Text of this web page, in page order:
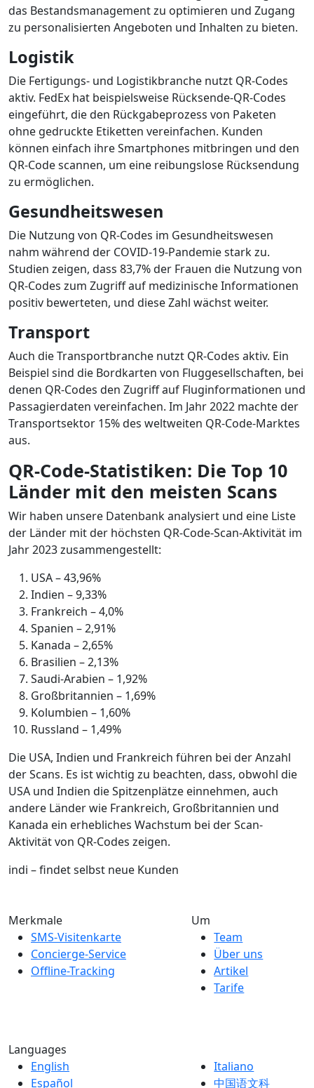
das Bestandsmanagement zu optimieren und Zugang
zu personalisierten Angeboten und Inhalten zu bieten.
Logistik
Die Fertigungs- und Logistikbranche nutzt QR-Codes
aktiv. FedEx hat beispielsweise Rücksende-QR-Codes
eingeführt, die den Rückgabeprozess von Paketen
ohne gedruckte Etiketten vereinfachen. Kunden
können einfach ihre Smartphones mitbringen und den
QR-Code scannen, um eine reibungslose Rücksendung
zu ermöglichen.
Gesundheitswesen
Die Nutzung von QR-Codes im Gesundheitswesen
nahm während der COVID-19-Pandemie stark zu.
Studien zeigen, dass 83,7% der Frauen die Nutzung von
QR-Codes zum Zugriff auf medizinische Informationen
positiv bewerteten, und diese Zahl wächst weiter.
Transport
Auch die Transportbranche nutzt QR-Codes aktiv. Ein
Beispiel sind die Bordkarten von Fluggesellschaften, bei
denen QR-Codes den Zugriff auf Fluginformationen und
Passagierdaten vereinfachen. Im Jahr 2022 machte der
Transportsektor 15% des weltweiten QR-Code-Marktes
aus.
QR-Code-Statistiken: Die Top 10
Länder mit den meisten Scans
Wir haben unsere Datenbank analysiert und eine Liste
der Länder mit der höchsten QR-Code-Scan-Aktivität im
Jahr 2023 zusammengestellt:
USA – 43,96%
Indien – 9,33%
Frankreich – 4,0%
Spanien – 2,91%
Kanada – 2,65%
Brasilien – 2,13%
Saudi-Arabien – 1,92%
Großbritannien – 1,69%
Kolumbien – 1,60%
Russland – 1,49%
Die USA, Indien und Frankreich führen bei der Anzahl
der Scans. Es ist wichtig zu beachten, dass, obwohl die
USA und Indien die Spitzenplätze einnehmen, auch
andere Länder wie Frankreich, Großbritannien und
Kanada ein erhebliches Wachstum bei der Scan-
Aktivität von QR-Codes zeigen.
indi – findet selbst neue Kunden
Merkmale
SMS-Visitenkarte
Concierge-Service
Offline-Tracking
Um
Team
Über uns
Artikel
Tarife
Languages
English
Español
Italiano
中国语文科